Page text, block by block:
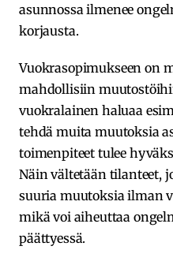
asunnossa ilmenee
korjausta.
Vuokrasopimukseen on
mahdollisiin
vuokralainen haluaa
tehdä muita muutoksia
toimenpiteet tulee
Näin vältetään tilanteet,
suuria muutoksia ilman
mikä voi aiheuttaa
päättyessä.